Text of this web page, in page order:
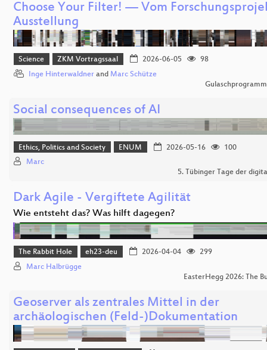
Choose Your Filter! — Vom
Ausstellung
Science ZKM Vortragssaal 2026-06-05
98
Inge Hinterwaldner and Marc Schütze
Social consequences of AI
Ethics, Politics and Society ENUM 2026-05-16
100
Marc
5. Tübinger Tage der
Dark Agile - Vergiftete Agilität
Wie entsteht das? Was hilft dagegen?
The Rabbit Hole eh23-deu 2026-04-04
299
Marc Halbrügge
EasterHegg 2026: The
Geoserver als zentrales Mittel in der
archäologischen (Feld-)Dokumentation